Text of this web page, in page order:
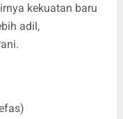
kekuatan baru
adil,